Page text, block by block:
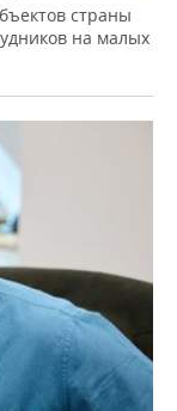
страны
на малых